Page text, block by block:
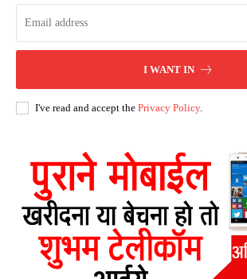
I WANT IN
I've read and accept the Privacy Policy.